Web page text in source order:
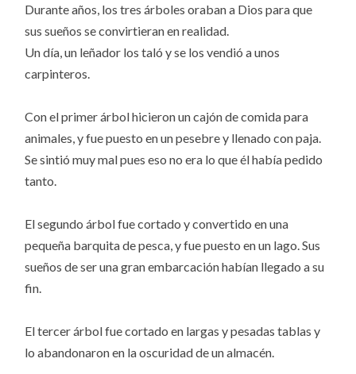
Durante años, los tres árboles oraban a Dios para que
sus sueños se convirtieran en realidad.
Un día, un leñador los taló y se los vendió a unos
carpinteros.
Con el primer árbol hicieron un cajón de comida para
animales, y fue puesto en un pesebre y llenado con paja.
Se sintió muy mal pues eso no era lo que él había pedido
tanto.
El segundo árbol fue cortado y convertido en una
pequeña barquita de pesca, y fue puesto en un lago. Sus
sueños de ser una gran embarcación habían llegado a su
fin.
El tercer árbol fue cortado en largas y pesadas tablas y
lo abandonaron en la oscuridad de un almacén.